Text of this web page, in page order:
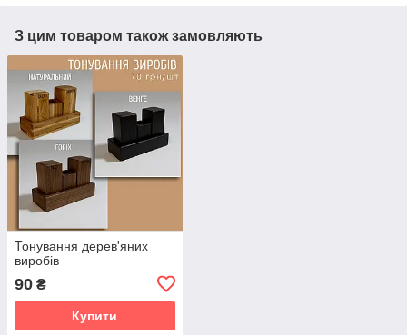
З цим товаром також замовляють
Тонування дерев'яних
виробів
90 ₴
Купити